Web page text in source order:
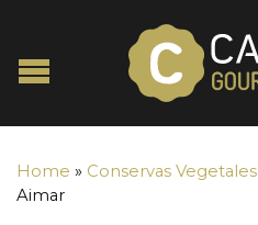
Home » Conservas Vegetales
Aimar